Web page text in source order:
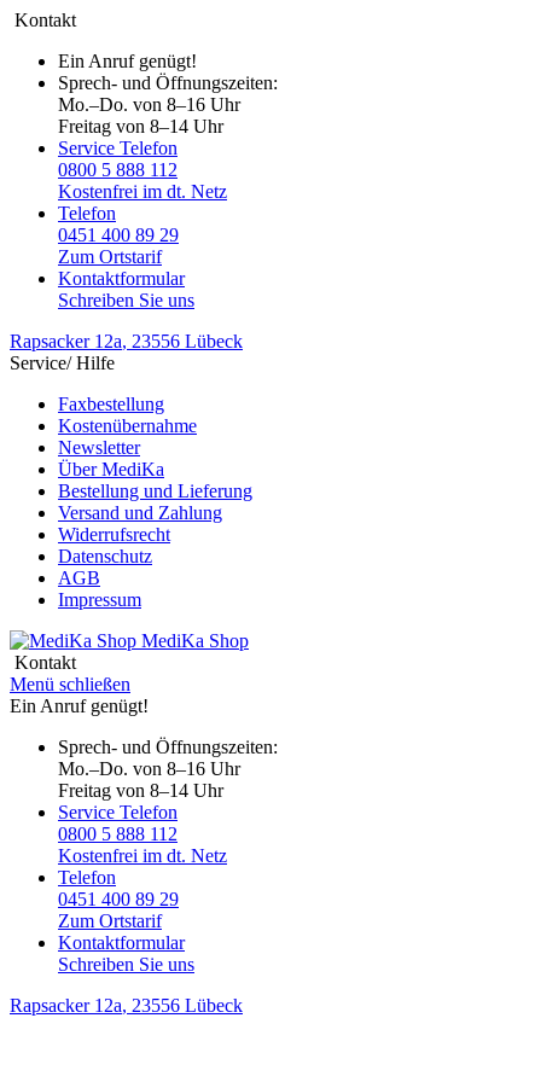
Kontakt
Ein Anruf genügt!
Sprech- und Öffnungszeiten:
Mo.–Do. von 8–16 Uhr
Freitag von 8–14 Uhr
Service Telefon
0800 5 888 112
Kostenfrei im dt. Netz
Telefon
0451 400 89 29
Zum Ortstarif
Kontaktformular
Schreiben Sie uns
Rapsacker 12a, 23556 Lübeck
Service/ Hilfe
Faxbestellung
Kostenübernahme
Newsletter
Über MediKa
Bestellung und Lieferung
Versand und Zahlung
Widerrufsrecht
Datenschutz
AGB
Impressum
MediKa Shop
Kontakt
Menü schließen
Ein Anruf genügt!
Sprech- und Öffnungszeiten:
Mo.–Do. von 8–16 Uhr
Freitag von 8–14 Uhr
Service Telefon
0800 5 888 112
Kostenfrei im dt. Netz
Telefon
0451 400 89 29
Zum Ortstarif
Kontaktformular
Schreiben Sie uns
Rapsacker 12a, 23556 Lübeck